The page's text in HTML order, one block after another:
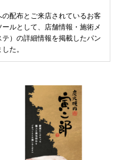
配布とご来店されているお客
ルとして、店舗情報・施術メ
）の詳細情報を掲載したパン
た。